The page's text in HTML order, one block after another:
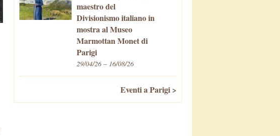
maestro del
Divisionismo italiano in
mostra al Museo
Marmottan Monet di
Parigi
29/04/26 – 16/08/26
Eventi a Parigi >